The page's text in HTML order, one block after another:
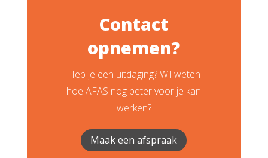
Contact
opnemen?
Heb je een uitdaging? Wil weten
hoe AFAS nog beter voor je kan
werken?
Maak een afspraak